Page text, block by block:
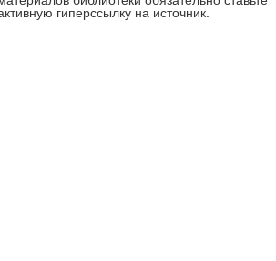
гиперссылку на источник.